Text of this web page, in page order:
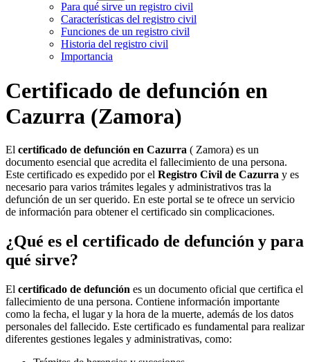
Para qué sirve un registro civil
Características del registro civil
Funciones de un registro civil
Historia del registro civil
Importancia
Certificado de defunción en
Cazurra (Zamora)
El certificado de defunción en Cazurra ( Zamora) es un
documento esencial que acredita el fallecimiento de una persona.
Este certificado es expedido por el Registro Civil de Cazurra y es
necesario para varios trámites legales y administrativos tras la
defunción de un ser querido. En este portal se te ofrece un servicio
de información para obtener el certificado sin complicaciones.
¿Qué es el certificado de defunción y para
qué sirve?
El certificado de defunción es un documento oficial que certifica el
fallecimiento de una persona. Contiene información importante
como la fecha, el lugar y la hora de la muerte, además de los datos
personales del fallecido. Este certificado es fundamental para realizar
diferentes gestiones legales y administrativas, como: